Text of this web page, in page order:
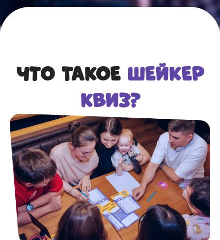
ЧТО ТАКОЕ ШЕЙКЕР
КВИЗ?